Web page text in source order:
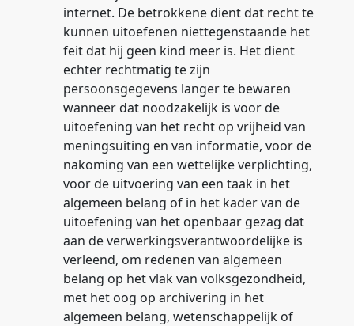
internet. De betrokkene dient dat recht te
kunnen uitoefenen niettegenstaande het
feit dat hij geen kind meer is. Het dient
echter rechtmatig te zijn
persoonsgegevens langer te bewaren
wanneer dat noodzakelijk is voor de
uitoefening van het recht op vrijheid van
meningsuiting en van informatie, voor de
nakoming van een wettelijke verplichting,
voor de uitvoering van een taak in het
algemeen belang of in het kader van de
uitoefening van het openbaar gezag dat
aan de verwerkingsverantwoordelijke is
verleend, om redenen van algemeen
belang op het vlak van volksgezondheid,
met het oog op archivering in het
algemeen belang, wetenschappelijk of